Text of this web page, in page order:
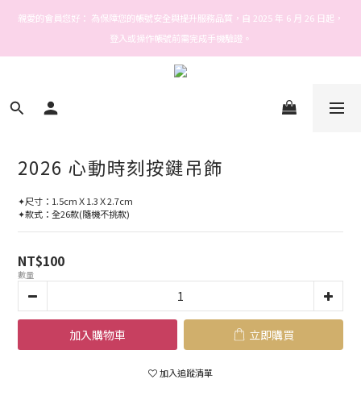
Welcome! Stars house
親愛的會員您好： 為保障您的帳號安全與提升服務品質，自 2025 年 6 月 26 日起，
登入或操作帳號前需完成手機驗證。
2026 心動時刻按鍵吊飾
✦尺寸：1.5cmＸ1.3Ｘ2.7cm
✦款式：全26款(隨機不挑款)
NT$100
數量
加入購物車 立即購買
加入追蹤清單